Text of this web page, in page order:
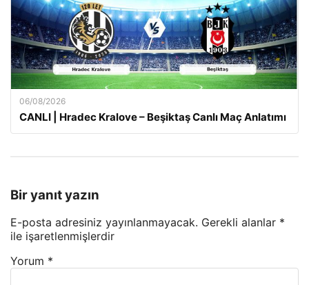
06/08/2026
CANLI | Hradec Kralove – Beşiktaş Canlı Maç Anlatımı
Bir yanıt yazın
E-posta adresiniz yayınlanmayacak. Gerekli alanlar *
ile işaretlenmişlerdir
Yorum *